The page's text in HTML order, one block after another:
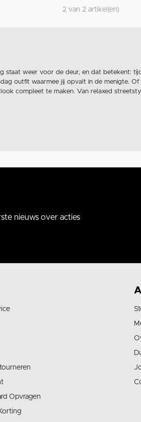
2 van 2 artikel(en)
staat weer voor de deur, en dat betekent:
outfit waarmee jij opvalt in de menigte.
compleet te maken. Van relaxed
nieuws over acties
Opvragen